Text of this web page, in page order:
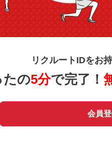
リクルートIDをお
の5分で完了！
会員